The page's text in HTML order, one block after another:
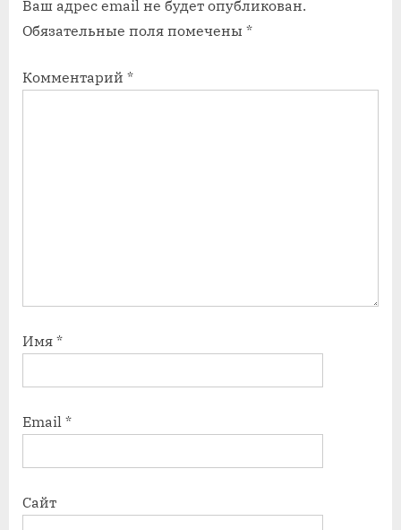
:
Ваш адрес email не будет опубликован.
Обязательные поля помечены *
Комментарий *
Имя *
Email *
Сайт